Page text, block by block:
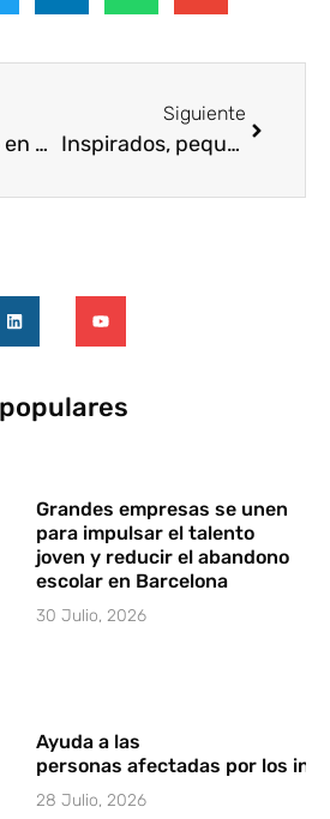
Nuevo curso en gestión de voluntariado corporativo
Siguiente
Inspirados, pequeñas historias que lo cambian todo
Grandes empresas se unen
para impulsar el talento
joven y reducir el abandono
escolar en Barcelona
30 Julio, 2026
Ayuda a las
personas afectadas por los
28 Julio, 2026